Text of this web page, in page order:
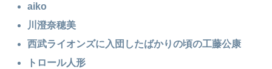
aiko
川澄奈穂美
西武ライオンズに入団したばかりの頃の工藤公康
トロール人形